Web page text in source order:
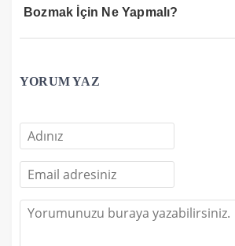
Bozmak İçin Ne Yapmalı?
YORUM YAZ